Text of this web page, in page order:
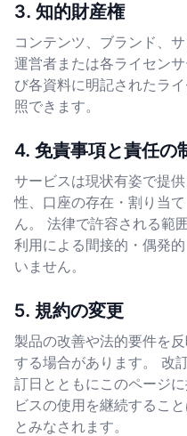
3. 知的財産権
コンテンツ、ブランド、
運営者または各ライセン
び各資料に明記されたラ
照できます。
4. 免責事項と責任の
サービスは現状有姿で提
性、口座の存在・割り当
ん。 法律で許容される範
利用による間接的・偶発
いません。
5. 規約の変更
製品の改善や法的要件を
する場合があります。 改
訂日とともにこのページ
ビスの使用を継続するこ
とみなされます。